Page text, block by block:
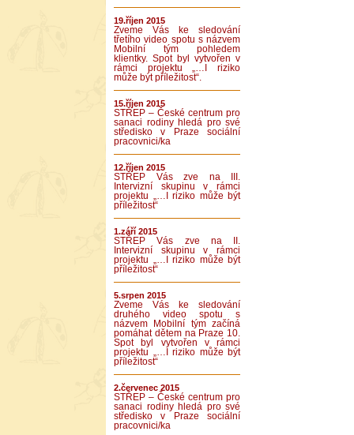
19.říjen 2015
Zveme Vás ke sledování
třetího video spotu s názvem
Mobilní tým pohledem
klientky. Spot byl vytvořen v
rámci projektu „…I riziko
může být příležitost“.
15.říjen 2015
STŘEP – České centrum pro
sanaci rodiny hledá pro své
středisko v Praze sociální
pracovnici/ka
12.říjen 2015
STŘEP Vás zve na III.
Intervizní skupinu v rámci
projektu „…I riziko může být
příležitost“
1.září 2015
STŘEP Vás zve na II.
Intervizní skupinu v rámci
projektu „…I riziko může být
příležitost“
5.srpen 2015
Zveme Vás ke sledování
druhého video spotu s
názvem Mobilní tým začíná
pomáhat dětem na Praze 10.
Spot byl vytvořen v rámci
projektu „…I riziko může být
příležitost“
2.červenec 2015
STŘEP – České centrum pro
sanaci rodiny hledá pro své
středisko v Praze sociální
pracovnici/ka